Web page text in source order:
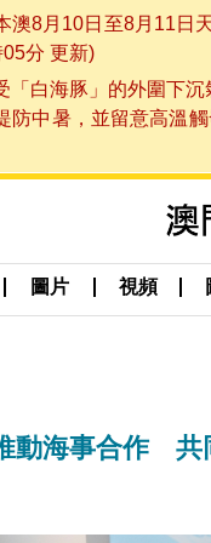
澳8月10日至8月11日
分 更新)
「白海豚」的外圍下
防中暑，並留意高溫
圖片 視頻
動海事合作 共